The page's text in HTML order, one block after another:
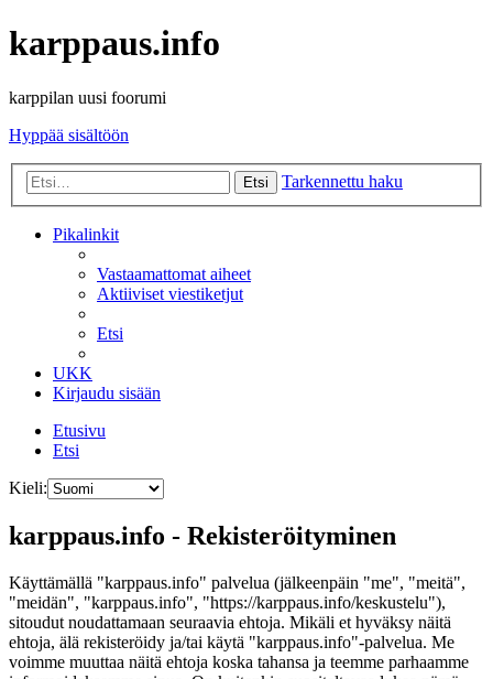
karppaus.info
karppilan uusi foorumi
Hyppää sisältöön
Etsi Tarkennettu haku
Pikalinkit
Vastaamattomat aiheet
Aktiiviset viestiketjut
Etsi
UKK
Kirjaudu sisään
Etusivu
Etsi
Kieli:
karppaus.info - Rekisteröityminen
Käyttämällä "karppaus.info" palvelua (jälkeenpäin "me", "meitä",
"meidän", "karppaus.info", "https://karppaus.info/keskustelu"),
sitoudut noudattamaan seuraavia ehtoja. Mikäli et hyväksy näitä
ehtoja, älä rekisteröidy ja/tai käytä "karppaus.info"-palvelua. Me
voimme muuttaa näitä ehtoja koska tahansa ja teemme parhaamme